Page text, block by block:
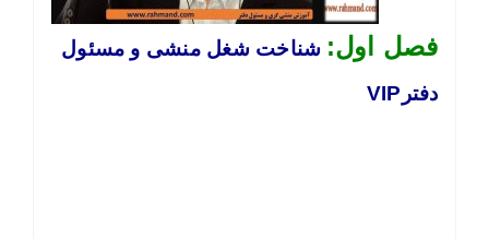
فصل اول: شناخت شغل منشی و مسئول
دفترVIP